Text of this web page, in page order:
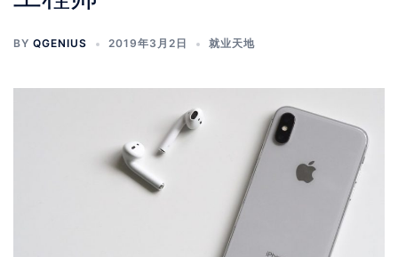
BY QGENIUS 2019年3月2日 就业天地